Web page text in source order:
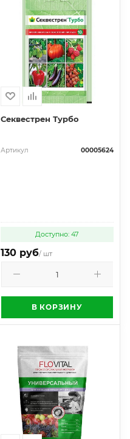
Секвестрен Турбо
Артикул 00005624
Доступно: 47
130 руб/ шт
В КОРЗИНУ